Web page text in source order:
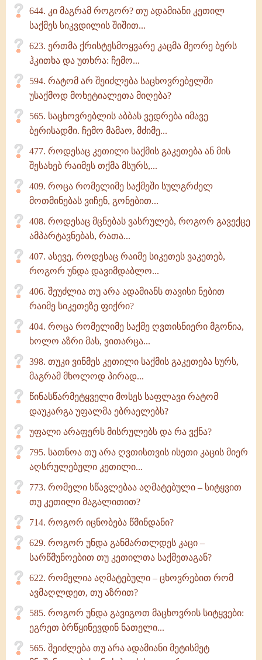
644. კი მაგრამ როგორ? თუ ადამიანი კეთილ
საქმეს სიკვდილის შიშით...
623. ერთმა ქრისტესმოყვარე კაცმა მეორე ბერს
ჰკითხა და უთხრა: ჩემო...
594. რატომ არ შეიძლება საცხოვრებელში
უსაქმოდ მოხეტიალეთა მიღება?
565. საცხოვრებლის აბბას ვედრება იმავე
ბერისადმი. ჩემო მამაო, მძიმე...
477. როდესაც კეთილი საქმის გაკეთება ან მის
შესახებ რაიმეს თქმა მსურს,...
409. როცა რომელიმე საქმეში სულგრძელ
მოთმინებას ვიჩენ, გონებით...
408. როდესაც მცნებას ვასრულებ, როგორ გავექცე
ამპარტავნებას, რათა...
407. ასევე, როდესაც რაიმე სიკეთეს ვაკეთებ,
როგორ უნდა დავიმდაბლო...
406. შეუძლია თუ არა ადამიანს თავისი ნებით
რაიმე სიკეთეზე ფიქრი?
404. როცა რომელიმე საქმე ღვთისნიერი მგონია,
ხოლო აზრი მას, ვითარცა...
398. თუკი ვინმეს კეთილი საქმის გაკეთება სურს,
მაგრამ მხოლოდ პირად...
წინასწარმეტყველი მოსეს საფლავი რატომ
დაუკარგა უფალმა ებრაელებს?
უფალი არაფერს მისრულებს და რა ვქნა?
795. სათნოა თუ არა ღვთისთვის ისეთი კაცის მიერ
აღსრულებული კეთილი...
773. რომელი სწავლებაა აღმატებული – სიტყვით
თუ კეთილი მაგალითით?
714. როგორ იცნობება წმინდანი?
629. როგორ უნდა განმართლდეს კაცი –
სარწმუნოებით თუ კეთილთა საქმეთაგან?
622. რომელია აღმატებული – ცხოვრებით რომ
ავმაღლდეთ, თუ აზრით?
585. როგორ უნდა გავიგოთ მაცხოვრის სიტყვები:
ეგრეთ ბრწყინევდინ ნათელი...
565. შეიძლება თუ არა ადამიანი მეტისმეტ